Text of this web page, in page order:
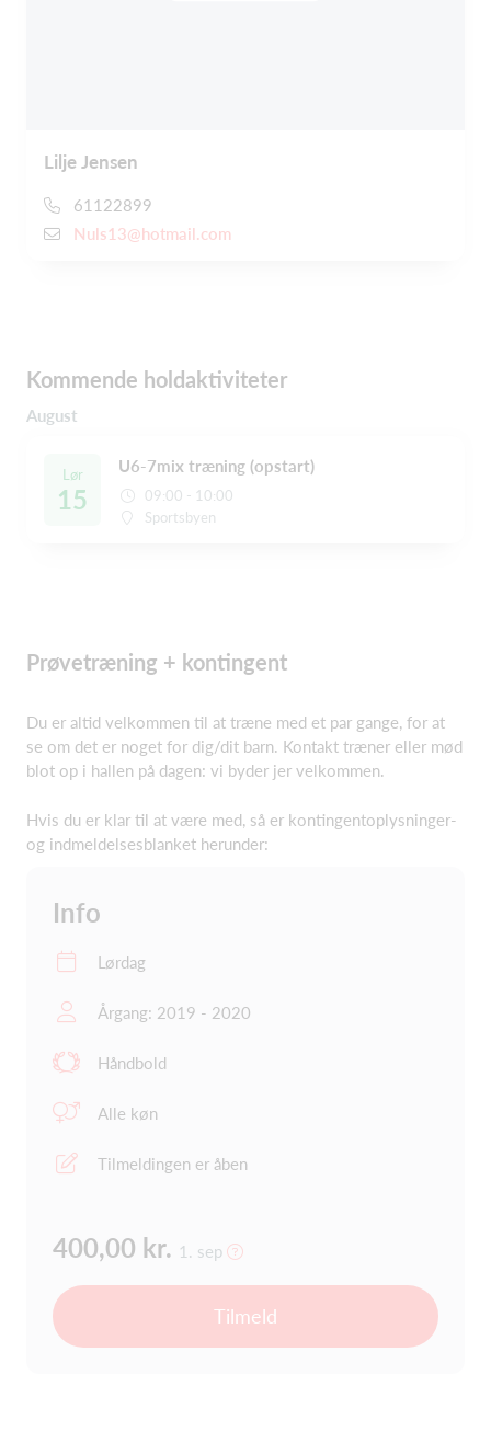
Lilje Jensen
61122899
Nuls13@hotmail.com
Kommende holdaktiviteter
August
Lør
15
U6-7mix træning (opstart)
09:00 - 10:00
Sportsbyen
Prøvetræning + kontingent
Du er altid velkommen til at træne med et par gange, for at
se om det er noget for dig/dit barn. Kontakt træner eller mød
blot op i hallen på dagen: vi byder jer velkommen.
Hvis du er klar til at være med, så er kontingentoplysninger-
og indmeldelsesblanket herunder:
Info
Lørdag
Årgang: 2019 - 2020
Håndbold
Alle køn
Tilmeldingen er åben
400,00 kr. 1. sep
Tilmeld